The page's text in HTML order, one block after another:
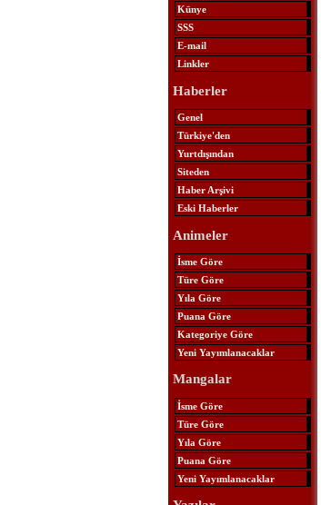
Künye
SSS
E-mail
Linkler
Haberler
Genel
Türkiye'den
Yurtdışından
Siteden
Haber Arşivi
Eski Haberler
Animeler
İsme Göre
Türe Göre
Yıla Göre
Puana Göre
Kategoriye Göre
Yeni Yayımlanacaklar
Mangalar
İsme Göre
Türe Göre
Yıla Göre
Puana Göre
Yeni Yayımlanacaklar